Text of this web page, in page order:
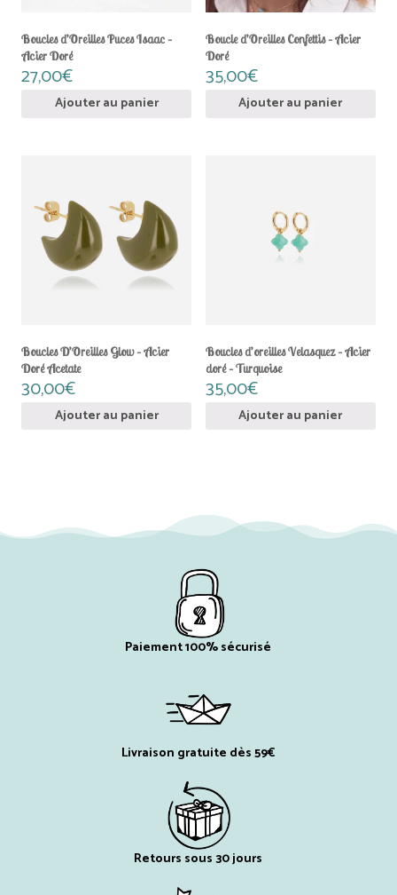
Boucles d’Oreilles Puces Isaac –
Acier Doré
27,00€
Ajouter au panier
Boucle d’Oreilles Confettis – Acier
Doré
35,00€
Ajouter au panier
Boucles D’Oreilles Glow – Acier
Doré Acetate
30,00€
Ajouter au panier
Boucles d’oreilles Velasquez – Acier
doré – Turquoise
35,00€
Ajouter au panier
Paiement 100% sécurisé
Livraison gratuite dès 59€
Retours sous 30 jours